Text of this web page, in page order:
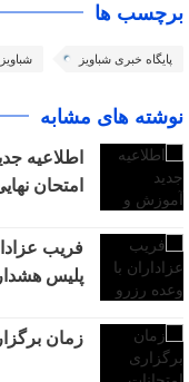
برچسب ها
پایگاه خبری شباویز شباویز
نوشته های مشابه
اطلاعیه
امتحان
فریب
پلیس
زمان برگزاری